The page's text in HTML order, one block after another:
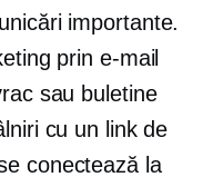
importante.
prin e-mail
sau buletine
cu un link de
conectează la